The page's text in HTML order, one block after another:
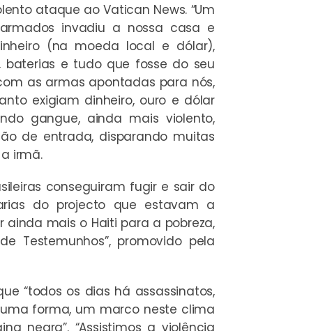
ataque ao Vatican News. “Um
invadiu a nossa casa e
(na moeda local e dólar),
e tudo que fosse do seu
as armas apontadas para nós,
exigiam dinheiro, ouro e dólar
gangue, ainda mais violento,
de entrada, disparando muitas
irmã.
conseguiram fugir e sair do
do projecto que estavam a
mais o Haiti para a pobreza,
Testemunhos”, promovido pela
“todos os dias há assassinatos,
forma, um marco neste clima
negra”. “Assistimos a violência